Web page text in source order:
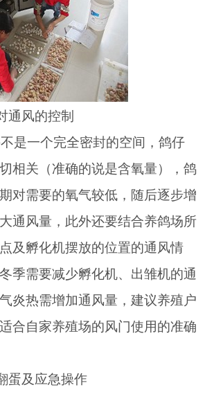
风的控制
一个完全密封的空间，鸽仔
相关（准确的说是含氧量），鸽
对需要的氧气较低，随后逐步增
通风量，此外还要结合养鸽场所
及孵化机摆放的位置的通风情
季需要减少孵化机、出雏机的通
炎热需增加通风量，建议养殖户
合自家养殖场的风门使用的准确
及应急操作